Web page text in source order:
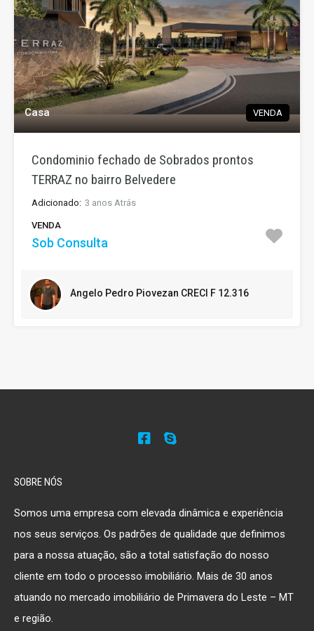
Casa VENDA
Condominio fechado de Sobrados prontos
TERRAZ no bairro Belvedere
Adicionado: 3 anos Atrás
VENDA
Sob Consulta
Angelo Pedro Piovezan CRECI F 12.316
SOBRE NÓS
Somos uma empresa com elevada dinâmica e experiência
nos seus serviços. Os padrões de qualidade que definimos
para a nossa atuação, são a total satisfação do nosso
cliente em todo o processo imobiliário. Mais de 30 anos
atuando no mercado imobiliário de Primavera do Leste – MT
e região.